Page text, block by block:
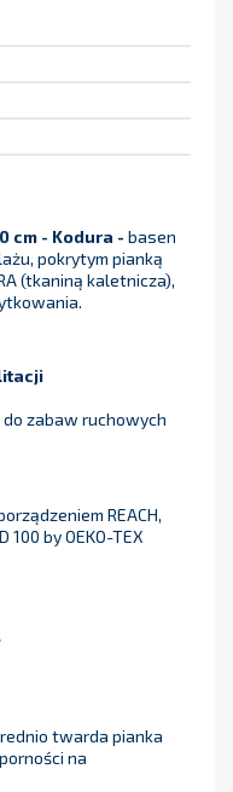
cm - Kodura - basen
pokrytym pianką
(tkaniną kaletnicza),
zabaw ruchowych
REACH,
by OEKO-TEX
twarda pianka
na